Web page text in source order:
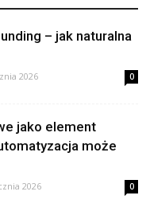
– jak naturalna
2026 0
jako element
może
2026 0